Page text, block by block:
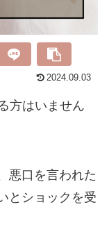
2024.09.03
方はいません
悪口を言われた
とショックを受